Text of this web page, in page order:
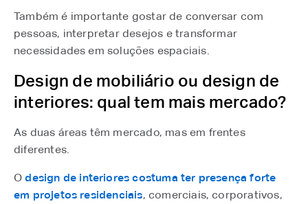
Também é importante gostar de conversar com
pessoas, interpretar desejos e transformar
necessidades em soluções espaciais.
Design de mobiliário ou design de
interiores: qual tem mais mercado?
As duas áreas têm mercado, mas em frentes
diferentes.
Odesign de interiores costuma ter presença forte
em projetos residenciais, comerciais, corporativos,